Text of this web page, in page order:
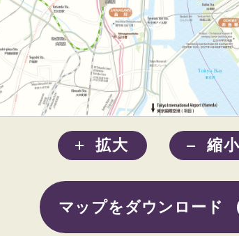
拡大 縮小
マップをダウンロード